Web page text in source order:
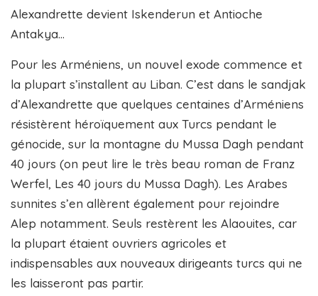
Alexandrette devient Iskenderun et Antioche
Antakya…
Pour les Arméniens, un nouvel exode commence et
la plupart s’installent au Liban. C’est dans le sandjak
d’Alexandrette que quelques centaines d’Arméniens
résistèrent héroïquement aux Turcs pendant le
génocide, sur la montagne du Mussa Dagh pendant
40 jours (on peut lire le très beau roman de Franz
Werfel, Les 40 jours du Mussa Dagh). Les Arabes
sunnites s’en allèrent également pour rejoindre
Alep notamment. Seuls restèrent les Alaouites, car
la plupart étaient ouvriers agricoles et
indispensables aux nouveaux dirigeants turcs qui ne
les laisseront pas partir.